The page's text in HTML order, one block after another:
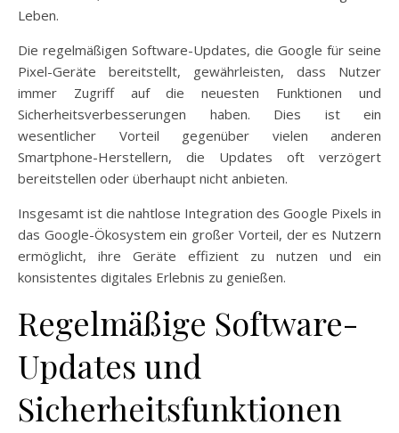
Leben.
Die regelmäßigen Software-Updates, die Google für seine
Pixel-Geräte bereitstellt, gewährleisten, dass Nutzer
immer Zugriff auf die neuesten Funktionen und
Sicherheitsverbesserungen haben. Dies ist ein
wesentlicher Vorteil gegenüber vielen anderen
Smartphone-Herstellern, die Updates oft verzögert
bereitstellen oder überhaupt nicht anbieten.
Insgesamt ist die nahtlose Integration des Google Pixels in
das Google-Ökosystem ein großer Vorteil, der es Nutzern
ermöglicht, ihre Geräte effizient zu nutzen und ein
konsistentes digitales Erlebnis zu genießen.
Regelmäßige Software-
Updates und
Sicherheitsfunktionen